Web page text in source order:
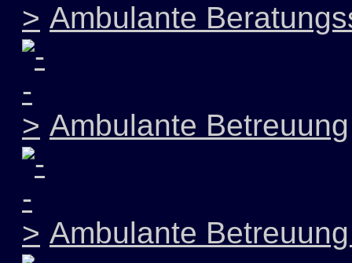
Ambulante
Ambulante Betreuung
Ambulante